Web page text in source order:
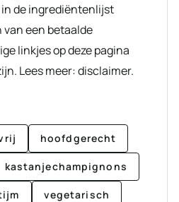
de ingrediëntenlijst
een betaalde
linkjes op deze pagina
Lees meer: disclaimer.
hoofdgerecht
kastanjechampignons
vegetarisch